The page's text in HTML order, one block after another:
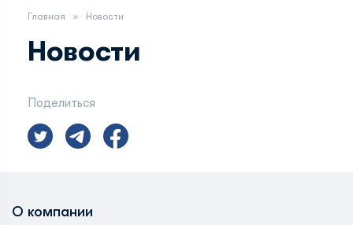
Главная Новости
Новости
Поделиться
О компании